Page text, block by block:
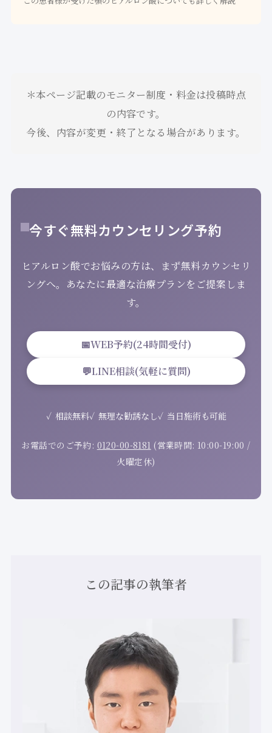
＊本ページ記載のモニター制度・料金は投稿時点
の内容です。
今後、内容が変更・終了となる場合があります。
今すぐ無料カウンセリング予約
ヒアルロン酸でお悩みの方は、まず無料カウンセリ
ングへ。あなたに最適な治療プランをご提案しま
す。
📅WEB予約(24時間受付)
💬LINE相談(気軽に質問)
相談無料 無理な勧誘なし 当日施術も可能
お電話でのご予約: 0120-00-8181 (営業時間: 10:00-19:00 /
火曜定休)
この記事の執筆者